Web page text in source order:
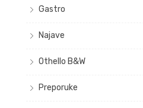
Gastro
Najave
Othello B&W
Preporuke